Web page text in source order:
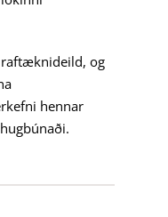
og
hennar